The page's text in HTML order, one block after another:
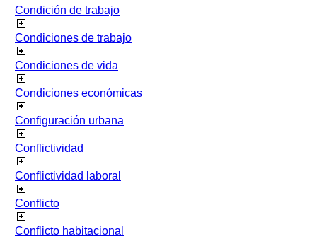
Condición de trabajo
Condiciones de trabajo
Condiciones de vida
Condiciones económicas
Configuración urbana
Conflictividad
Conflictividad laboral
Conflicto
Conflicto habitacional